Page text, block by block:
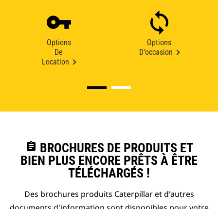
Options
De
Location
Options
D'occasion
assignment BROCHURES DE PRODUITS ET
BIEN PLUS ENCORE PRÊTS À ÊTRE
TÉLÉCHARGÉS !
Des brochures produits Caterpillar et d'autres